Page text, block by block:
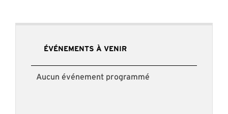
ÉVÉNEMENTS À VENIR
Aucun événement programmé